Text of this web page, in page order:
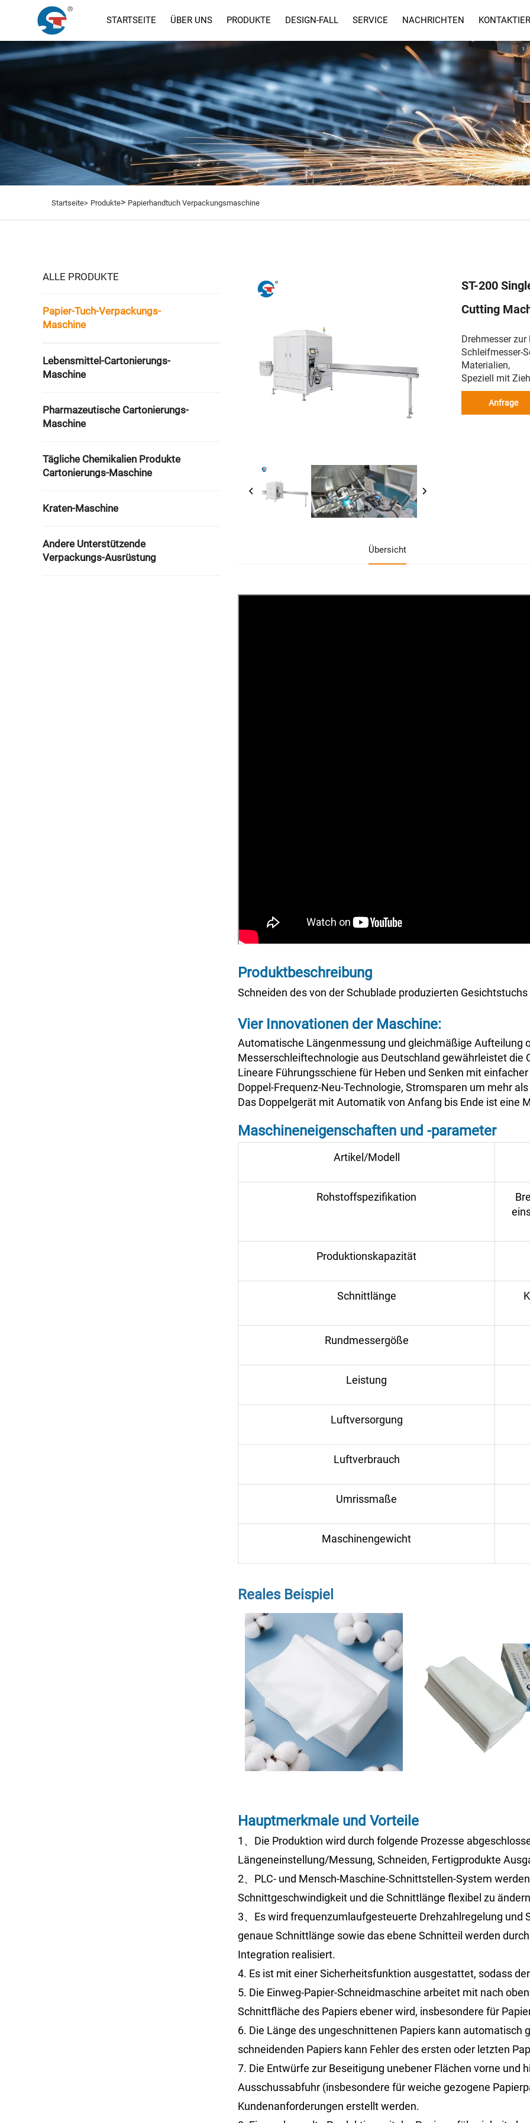
STARTSEITE ÜBER UNS PRODUKTE DESIGN-FALL SERVICE
FAQ
NACHRICHTEN
Startseite> Produkte> Papierhandtuch Verpackungsmaschine
ALLE PRODUKTE
Papier-Tuch-Verpackungs-
Maschine
Lebensmittel-Cartonierungs-
Maschine
Pharmazeutische Cartonierungs-
Maschine
Tägliche Chemikalien Produkte
Cartonierungs-Maschine
Kraten-Maschine
Andere Unterstützende
Verpackungs-Ausrüstung
ST-200
Cutting
Drehmesser
Schleifmesser-
Materialien,
Speziell mit
Anfrage
Übersicht
Produktbeschreibung
Schneiden des von der Schublade produzierten
Vier Innovationen der Maschine:
Automatische Längenmessung und gleichmäßige Aufteilung
Messerschleiftechnologie aus Deutschland gewährleistet die
Lineare Führungsschiene für Heben und Senken mit
Doppel-Frequenz-Neu-Technologie, Stromsparen um mehr als
Das Doppelgerät mit Automatik von Anfang bis Ende ist eine
Maschineneigenschaften und -parameter
Artikel/Modell
Rohstoffspezifikation
Produktionskapazität
Schnittlänge
Rundmessergöße
Leistung
Luftversorgung
Luftverbrauch
Umrissmaße
Maschinengewicht
Reales Beispiel
Hauptmerkmale und Vorteile
1、Die Produktion wird durch folgende Prozesse
Längeneinstellung/Messung, Schneiden, Fertigprodukte
2、PLC- und Mensch-Maschine-Schnittstellen-System
Schnittgeschwindigkeit und die Schnittlänge flexibel zu
3、Es wird frequenzumlaufgesteuerte Drehzahlregelung und
genaue Schnittlänge sowie das ebene Schnitteil werden
Integration realisiert.
4. Es ist mit einer Sicherheitsfunktion ausgestattet, sodass
5. Die Einweg-Papier-Schneidmaschine arbeitet mit nach
Schnittfläche des Papiers ebener wird, insbesondere für
6. Die Länge des ungeschnittenen Papiers kann automatisch
schneidenden Papiers kann Fehler des ersten oder letzten
7. Die Entwürfe zur Beseitigung unebener Flächen vorne und
Ausschussabfuhr (insbesondere für weiche gezogene
Kundenanforderungen erstellt werden.